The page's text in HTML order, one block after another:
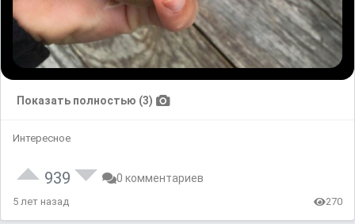
Показать полностью (3)
Интересное
939 0 комментариев
5 лет назад 270